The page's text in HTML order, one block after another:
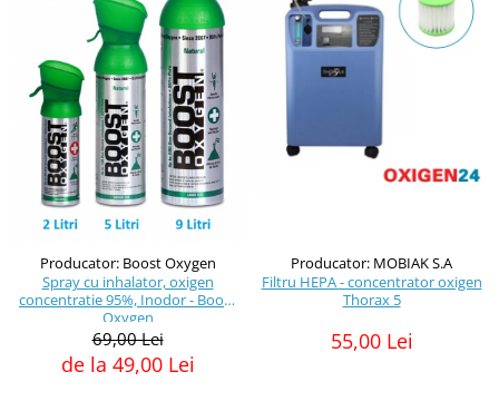
Producator: Boost Oxygen
Spray cu inhalator, oxigen
concentratie 95%, Inodor - Boost
Oxygen
69,00 Lei
de la 49,00 Lei
Producator: MOBIAK S.A
Filtru HEPA - concentrator oxigen
Thorax 5
55,00 Lei